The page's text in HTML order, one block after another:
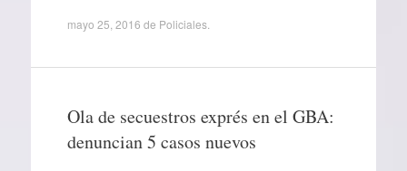
mayo 25, 2016 de Policiales.
Ola de secuestros exprés en el GBA:
denuncian 5 casos nuevos